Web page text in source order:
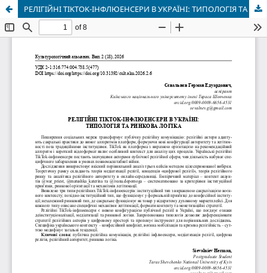
РЕЛІГІЙНІ TIKTOK-ІНФЛЮЕНСЕРИ В УКРАЇНІ: ТИПОЛОГІЯ ТА РИНКОВА ЛОГІКА